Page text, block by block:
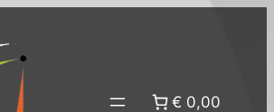
€ 0,00